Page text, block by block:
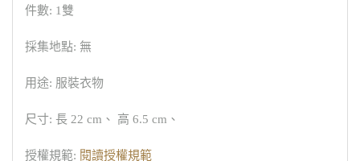
件數: 1雙
採集地點: 無
用途: 服裝衣物
尺寸: 長 22 cm、 高 6.5 cm、
授權規範: 閱讀授權規範